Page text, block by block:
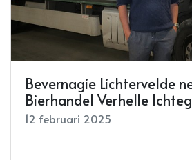
Bevernagie Lichtervelde
Bierhandel Verhelle
12 februari 2025